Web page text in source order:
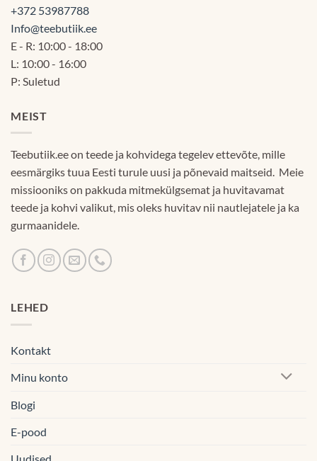
+372 53987788
Info@teebutiik.ee
E - R: 10:00 - 18:00
L: 10:00 - 16:00
P: Suletud
MEIST
Teebutiik.ee on teede ja kohvidega tegelev ettevõte, mille
eesmärgiks tuua Eesti turule uusi ja põnevaid maitseid. Meie
missiooniks on pakkuda mitmekülgsemat ja huvitavamat
teede ja kohvi valikut, mis oleks huvitav nii nautlejatele ja ka
gurmaanidele.
LEHED
Kontakt
Minu konto
Blogi
E-pood